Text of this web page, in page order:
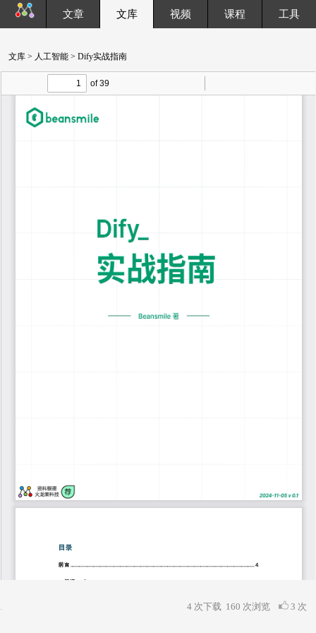
文章 文库 视频 课程 工具
文库 > 人工智能 > Dify实战指南
4 次下载 160 次浏览 3 次